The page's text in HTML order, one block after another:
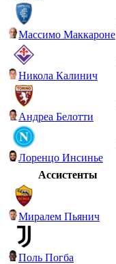
Массимо Маккароне
Никола Калинич
Андреа Белотти
Лоренцо Инсинье
Ассистенты
Миралем Пьянич
Поль Погба